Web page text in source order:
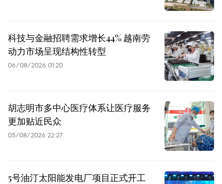
科技与金融招聘需求增长44% 越南劳
动力市场呈现结构性转型
06/08/2026 01:20
胡志明市多中心医疗体系让医疗服务
更加贴近民众
05/08/2026 22:27
5号油汀太阳能发电厂项目正式开工